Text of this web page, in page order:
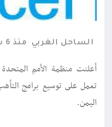
الساحل الغربي منذ 6 سنوات
أعلنت منظمة الأمم المتحدة
تعمل على توسيع برامج
اليمن.